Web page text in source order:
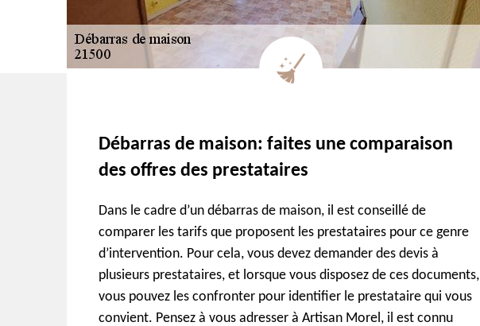
Débarras de maison: faites une comparaison
des offres des prestataires
Dans le cadre d’un débarras de maison, il est conseillé de
comparer les tarifs que proposent les prestataires pour ce genre
d’intervention. Pour cela, vous devez demander des devis à
plusieurs prestataires, et lorsque vous disposez de ces documents,
vous pouvez les confronter pour identifier le prestataire qui vous
convient. Pensez à vous adresser à Artisan Morel, il est connu